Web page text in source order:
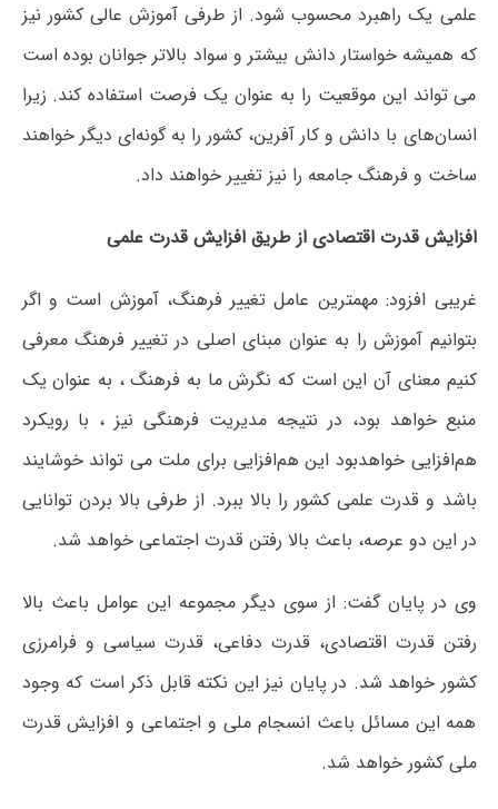
علمی یک راهبرد محسوب شود. از طرفی آموزش عالی کشور نیز
که همیشه خواستار دانش بیشتر و سواد بالاتر جوانان بوده است
می تواند این موقعیت را به عنوان یک فرصت استفاده کند. زیرا
انسان‌های با دانش و کار آفرین، کشور را به گونه‌ای دیگر خواهند
ساخت و فرهنگ جامعه را نیز تغییر خواهند داد.
افزایش قدرت اقتصادی از طریق افزایش قدرت علمی
غریبی افزود: مهمترین عامل تغییر فرهنگ، آموزش است و اگر
بتوانیم آموزش را به عنوان مبنای اصلی در تغییر فرهنگ معرفی
کنیم معنای آن این است که نگرش ما به فرهنگ ، به عنوان یک
منبع خواهد بود، در نتیجه مدیریت فرهنگی نیز ، با رویکرد
هم‌افزایی خواهدبود این هم‌افزایی برای ملت می تواند خوشایند
باشد و قدرت علمی کشور را بالا ببرد. از طرفی بالا بردن توانایی
در این دو عرصه، باعث بالا رفتن قدرت اجتماعی خواهد شد.
وی در پایان گفت: از سوی دیگر مجموعه این عوامل باعث بالا
رفتن قدرت اقتصادی، قدرت دفاعی، قدرت سیاسی و فرامرزی
کشور خواهد شد. در پایان نیز این نکته قابل ذکر است که وجود
همه این مسائل باعث انسجام ملی و اجتماعی و افزایش قدرت
ملی کشور خواهد شد.